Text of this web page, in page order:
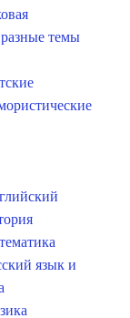
темы
язык и